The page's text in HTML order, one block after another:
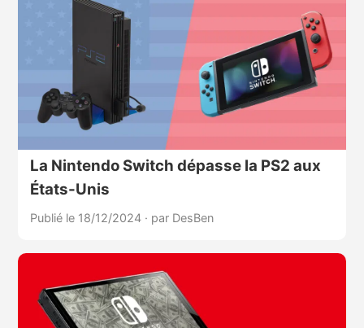
La Nintendo Switch dépasse la PS2 aux
États-Unis
Publié le 18/12/2024 · par DesBen